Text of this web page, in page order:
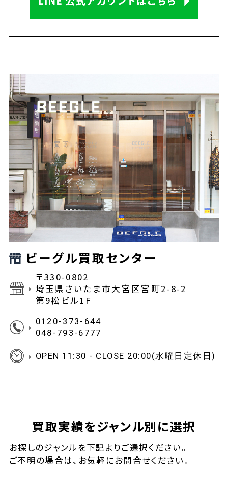
ビーグル買取センター
〒330-0802
埼玉県さいたま市大宮区宮町2-8-2
第9松ビル1F
0120-373-644
048-793-6777
OPEN 11:30 - CLOSE 20:00(水曜日定休日)
買取実績をジャンル別に選択
お探しのジャンルを下記よりご選択ください。
ご不明の場合は、お気軽にお問合せください。